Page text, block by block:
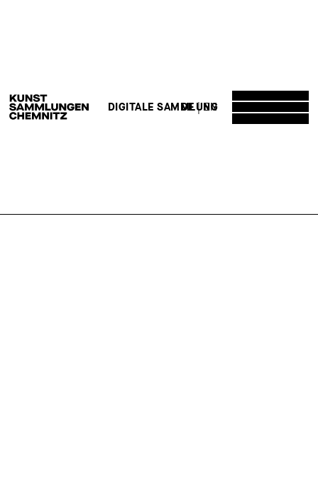
DE EN
DIGITALE SAMMLUNG